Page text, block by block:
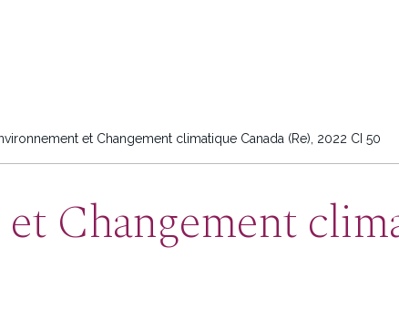
et Changement climatique Canada (Re), 2022 CI 50
Changement